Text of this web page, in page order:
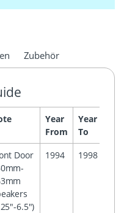
Zubehör
Year
From
Year
To
Door
6.5")
1994 1998